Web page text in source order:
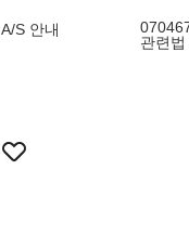
A/S 안내
관련